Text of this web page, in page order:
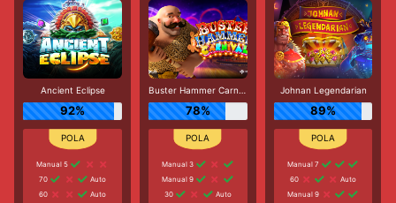
Ancient Eclipse
92%
Manual 5
70
Auto
60
Auto
Buster Hammer Carnival
78%
Manual 3
Manual 9
30
Auto
Johnan Legendarian
89%
Manual 7
60
Auto
Manual 9